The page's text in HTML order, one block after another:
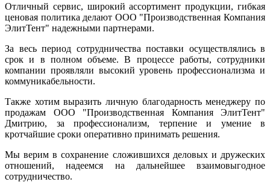
Отличный сервис, широкий ассортимент продукции, гибкая
ценовая политика делают ООО "Производственная Компания
ЭлитТент" надежными партнерами.
За весь период сотрудничества поставки осуществлялись в
срок и в полном объеме. В процессе работы, сотрудники
компании проявляли высокий уровень профессионализма и
коммуникабельности.
Также хотим выразить личную благодарность менеджеру по
продажам ООО "Производственная Компания ЭлитТент"
Дмитрию, за профессионализм, терпение и умение в
кротчайшие сроки оперативно принимать решения.
Мы верим в сохранение сложившихся деловых и дружеских
отношений, надеемся на дальнейшее взаимовыгодное
сотрудничество.